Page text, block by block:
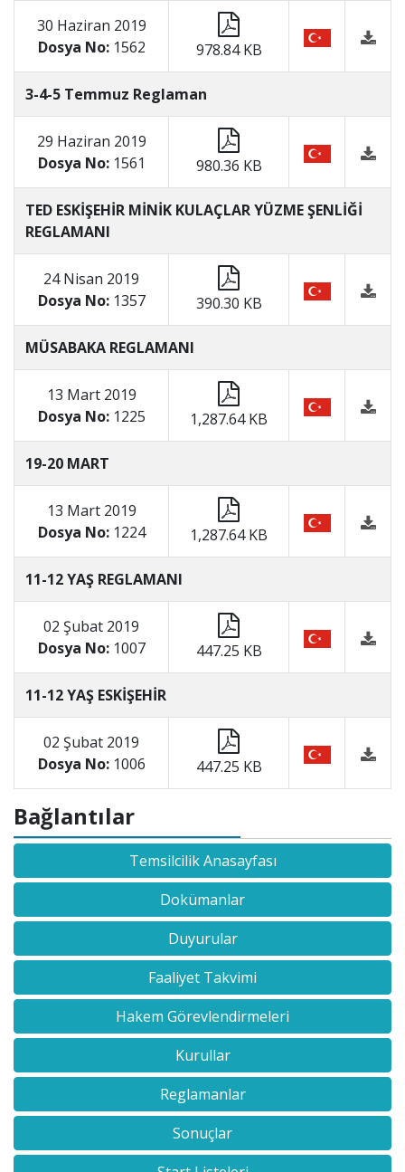
30 Haziran 2019
Dosya No:1562 978.84 KB
3-4-5 Temmuz Reglaman
29 Haziran 2019
Dosya No:1561 980.36 KB
TED ESKİŞEHİR MİNİK KULAÇLAR YÜZME ŞENLİĞİ
REGLAMANI
24 Nisan 2019
Dosya No:1357 390.30 KB
MÜSABAKA REGLAMANI
13 Mart 2019
Dosya No:1225 1,287.64 KB
19-20 MART
13 Mart 2019
Dosya No:1224 1,287.64 KB
11-12 YAŞ REGLAMANI
02 Şubat 2019
Dosya No:1007 447.25 KB
11-12 YAŞ ESKİŞEHİR
02 Şubat 2019
Dosya No:1006 447.25 KB
Bağlantılar
Temsilcilik Anasayfası
Dokümanlar
Duyurular
Faaliyet Takvimi
Hakem Görevlendirmeleri
Kurullar
Reglamanlar
Sonuçlar